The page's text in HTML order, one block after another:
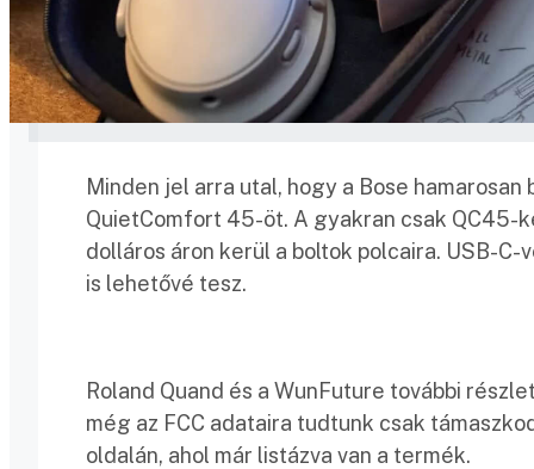
Minden jel arra utal, hogy a Bose
QuietComfort 45-öt. A gyakran csak
dolláros áron kerül a boltok polcaira. USB-
is lehetővé tesz.
Roland Quand és a WunFuture további
még az FCC adataira tudtunk csak
oldalán, ahol már listázva van a termék.